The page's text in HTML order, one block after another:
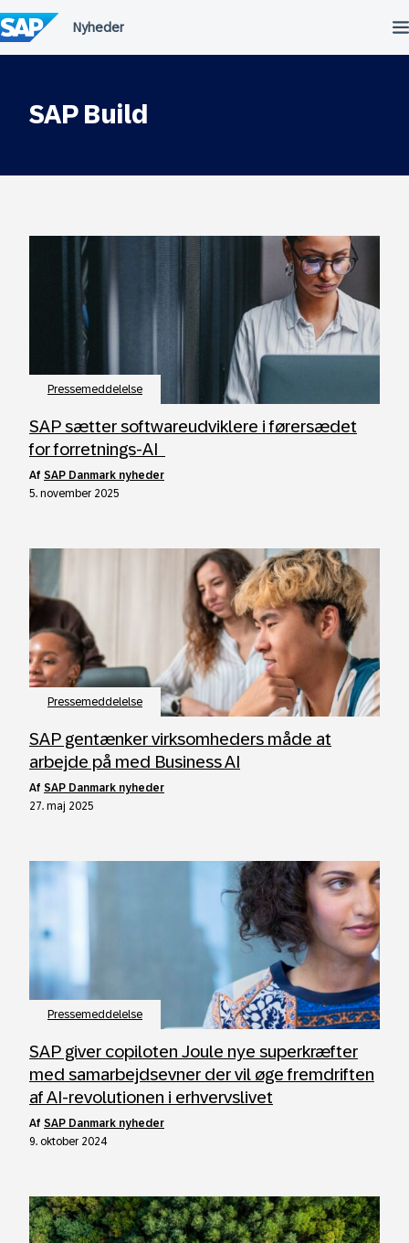
til
indholdet
SAP Build
Pressemeddelelse
SAP sætter softwareudviklere i førersædet
for forretnings-AI
af SAP Danmark nyheder
5. november 2025
Pressemeddelelse
SAP gentænker virksomheders måde at
arbejde på med Business AI
af SAP Danmark nyheder
27. maj 2025
Pressemeddelelse
SAP giver copiloten Joule nye superkræfter
med samarbejdsevner der vil øge fremdriften
af AI-revolutionen i erhvervslivet
af SAP Danmark nyheder
9. oktober 2024